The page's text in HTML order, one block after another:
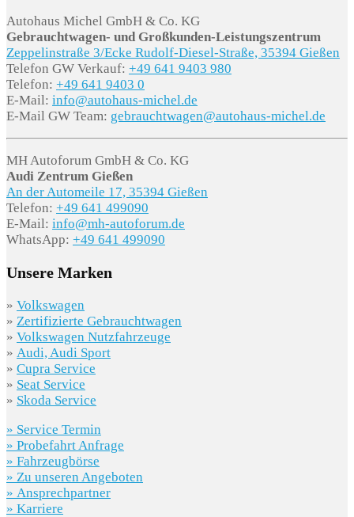
Autohaus Michel GmbH & Co. KG
Gebrauchtwagen- und Großkunden-Leistungszentrum
Zeppelinstraße 3/Ecke Rudolf-Diesel-Straße, 35394 Gießen
Telefon GW Verkauf: +49 641 9403 980
Telefon: +49 641 9403 0
E-Mail: info@autohaus-michel.de
E-Mail GW Team: gebrauchtwagen@autohaus-michel.de
MH Autoforum GmbH & Co. KG
Audi Zentrum Gießen
An der Automeile 17, 35394 Gießen
Telefon: +49 641 499090
E-Mail: info@mh-autoforum.de
WhatsApp: +49 641 499090
Unsere Marken
» Volkswagen
» Zertifizierte Gebrauchtwagen
» Volkswagen Nutzfahrzeuge
» Audi, Audi Sport
» Cupra Service
» Seat Service
» Skoda Service
» Service Termin
» Probefahrt Anfrage
» Fahrzeugbörse
» Zu unseren Angeboten
» Ansprechpartner
» Karriere